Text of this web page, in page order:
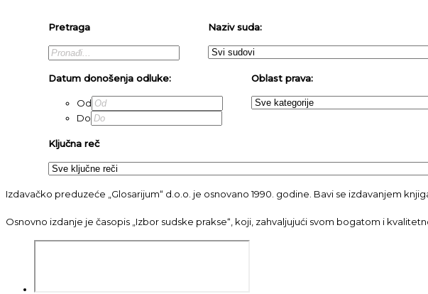
Pretraga Naziv suda:
Datum donošenja odluke:
Od
Do
Oblast prava:
Ključna reč
Izdavačko preduzeće „Glosarijum“ d.o.o. je osnovano 1990. godine. Bavi se izdavanjem
Osnovno izdanje je časopis „Izbor sudske prakse“, koji, zahvaljujući svom bogatom i